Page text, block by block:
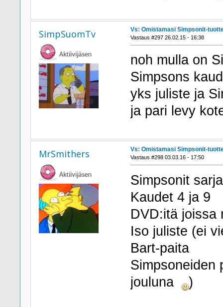
SimpSuomTv Vs: Omistamasi Simpsonit-
Vastaus #297 26.02.15 - 16:38
noh mulla on
Simpsons
yks juliste ja
ja pari levy
MrSmithers Vs: Omistamasi Simpsonit-
Vastaus #298 03.03.16 - 17:50
Simpsonit
Kaudet 4 ja 9
DVD:itä joissa
Iso juliste (ei
Bart-paita
Simpsoneiden
jouluna
)